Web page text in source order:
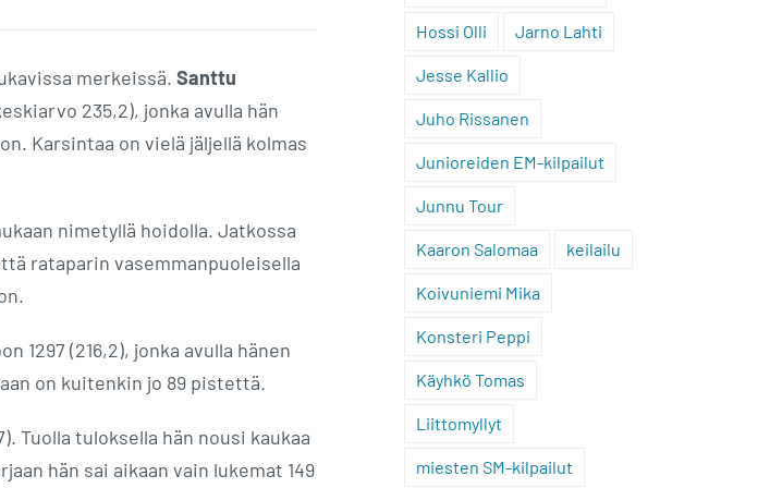
merkeissä. Santtu
235,2), jonka avulla hän
Karsintaa on vielä jäljellä kolmas
nimetyllä hoidolla. Jatkossa
rataparin vasemmanpuoleisella
1297 (216,2), jonka avulla hänen
on kuitenkin jo 89 pistettä.
Tuolla tuloksella hän nousi kaukaa
hän sai aikaan vain lukemat 149
Hossi Olli Jarno Lahti
Jesse Kallio
Juho Rissanen
Junioreiden EM-kilpailut
Junnu Tour
Kaaron Salomaa keilailu
Koivuniemi Mika
Konsteri Peppi
Käyhkö Tomas
Liittomyllyt
miesten SM-kilpailut